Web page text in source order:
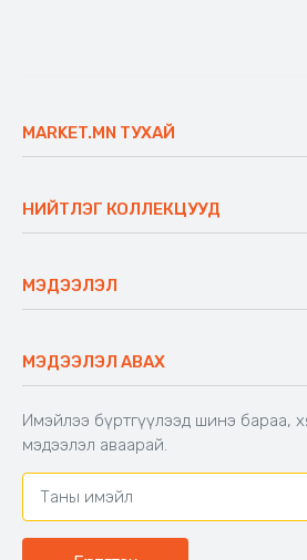
MARKET.MN ТУХАЙ
Үнэт зүйлс
Ажлын байр
Блог
НИЙТЛЭГ КОЛЛЕКЦУУД
Сүүдрэвч
Аяны ширээ
Аяны түшлэгтэй сандал
МЭДЭЭЛЭЛ
Буцаалтын журам
Захиалга шалгах
Хамтран ажиллах
Холбоо барих
МЭДЭЭЛЭЛ АВАХ
Имэйлээ бүртгүүлээд шинэ бараа,
мэдээлэл аваарай.